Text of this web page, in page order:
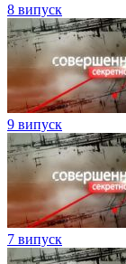
8 випуск
9 випуск
7 випуск